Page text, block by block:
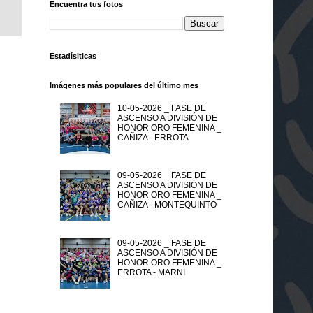
Encuentra tus fotos
Estadísiticas
Imágenes más populares del último mes
10-05-2026 _ FASE DE
ASCENSO A DIVISIÓN DE
HONOR ORO FEMENINA _
CAÑIZA - ERROTA
09-05-2026 _ FASE DE
ASCENSO A DIVISIÓN DE
HONOR ORO FEMENINA _
CAÑIZA - MONTEQUINTO
09-05-2026 _ FASE DE
ASCENSO A DIVISIÓN DE
HONOR ORO FEMENINA _
ERROTA - MARNI